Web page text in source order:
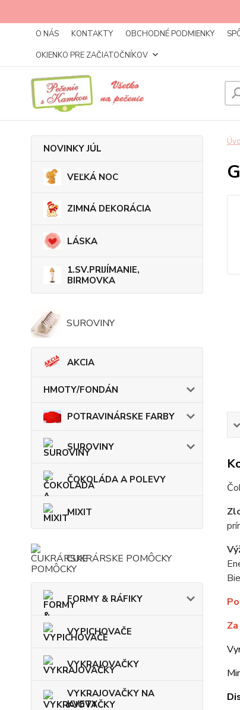
O NÁS KONTAKTY OBCHODNÉ PODMIENKY
OKIENKO PRE ZAČIATOČNÍKOV
NOVINKY JÚL
VEĽKÁ NOC
ZIMNÁ DEKORÁCIA
LÁSKA
1.SV.PRIJÍMANIE,
BIRMOVKA
SUROVINY
AKCIA
HMOTY/FONDÁN
POTRAVINÁRSKE FARBY
SUROVINY
ČOKOLÁDA A POLEVY
MIXIT
CUKRÁRSKE POMÔCKY
FORMY & RÁFIKY
VYPICHOVAČE
VYKRAJOVAČKY
VYKRAJOVAČKY NA
KVETY